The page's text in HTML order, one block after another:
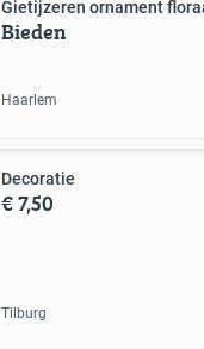
Gietijzeren ornament
Bieden
Haarlem
Decoratie
€ 7,50
Tilburg